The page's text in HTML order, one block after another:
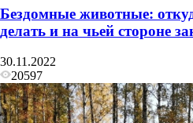
Бездомные животные:
делать и на чьей стороне
30.11.2022
20597